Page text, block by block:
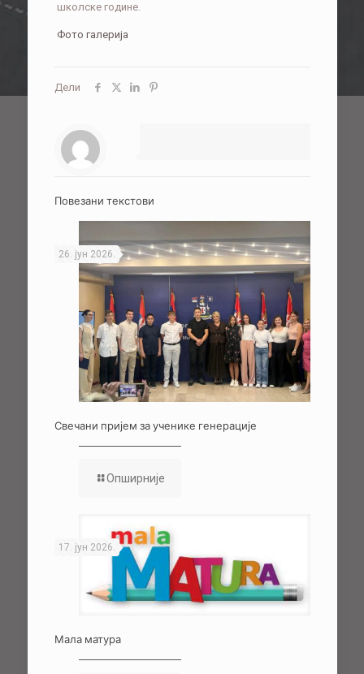
школске године.
Фото галерија
Дели
Повезани текстови
26. јун 2026.
Свечани пријем за ученике генерације
Опширније
17. јун 2026.
Мала матура